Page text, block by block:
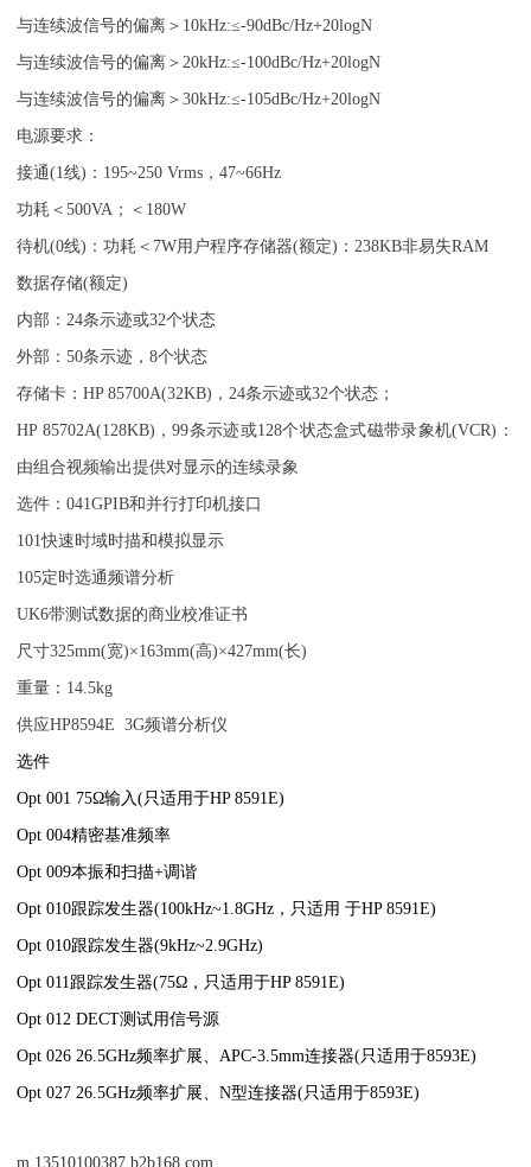
与连续波信号的偏离＞ 10kHz:≤-90dBc/Hz+20logN
与连续波信号的偏离＞ 20kHz:≤-100dBc/Hz+20logN
与连续波信号的偏离＞30kHz:≤-105dBc/Hz+20logN
电源要求：
接通(1线) ： 195~250 Vrms ，47~66Hz
功耗＜500VA ；＜ 180W
待机(0线) ：功耗＜ 7W用户程序存储器(额定) ： 238KB非易失RAM
数据存储(额定)
内部： 24条示迹或32个状态
外部：50条示迹，8个状态
存储卡：HP 85700A(32KB) ， 24条示迹或32个状态；
HP 85702A(128KB) ，99条示迹或128个状态盒式磁带录象机(VCR) ：
由组合视频输出提供对显示的连续录象
选件：041GPIB和并行打印机接口
101快速时域时描和模拟显示
105定时选通频谱分析
UK6带测试数据的商业校准证书
尺寸325mm(宽)×163mm(高)×427mm(长)
重量： 14.5kg
供应HP8594E 3G频谱分析仪
选件
Opt 001 75Ω输入(只适用于HP 8591E)
Opt 004精密基准频率
Opt 009本振和扫描+调谐
Opt 010跟踪发生器(100kHz~1.8GHz，只适用 于HP 8591E)
Opt 010跟踪发生器(9kHz~2.9GHz)
Opt 011跟踪发生器(75Ω，只适用于HP 8591E)
Opt 012 DECT测试用信号源
Opt 026 26.5GHz频率扩展、APC-3.5mm连接器(只适用于8593E)
Opt 027 26.5GHz频率扩展、N型连接器(只适用于8593E)
m.13510100387.b2b168.com